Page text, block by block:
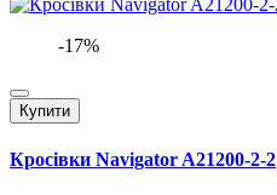
-17%
Купити
Кросівки Navigator A21200-2-2